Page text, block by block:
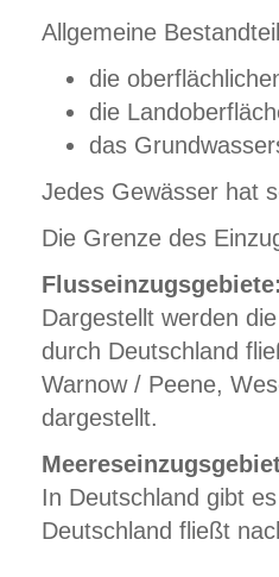
Allgemeine
die
die
das
Jedes Gewässer hat
Die Grenze des
Dargestellt werden
durch Deutschland
Warnow / Peene,
dargestellt.
In Deutschland gibt
Deutschland fließt